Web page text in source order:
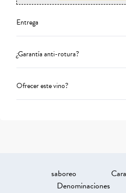
Entrega
¿Garantía anti-rotura?
Ofrecer este vino?
saboreo
Denominaciones